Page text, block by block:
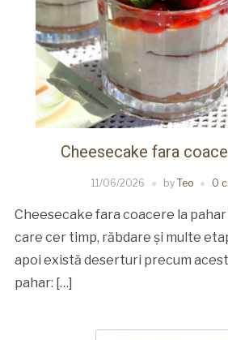
Cheesecake fara
11/06/2026 by Teo 0
Cheesecake fara coacere la
care cer timp, răbdare și multe
apoi există deserturi precum
pahar: […]